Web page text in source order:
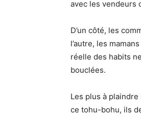
avec les vendeurs
D’un côté, les
l’autre, les
réelle des habits
bouclées.
Les plus à
ce tohu-bohu, ils